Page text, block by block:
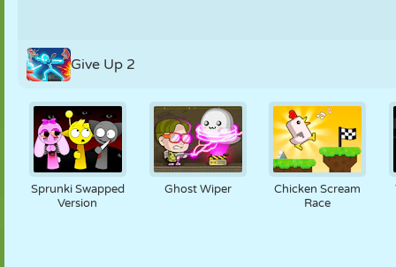
Give Up 2
Sprunki Swapped
Version
Ghost Wiper
Chicken Scream
Race